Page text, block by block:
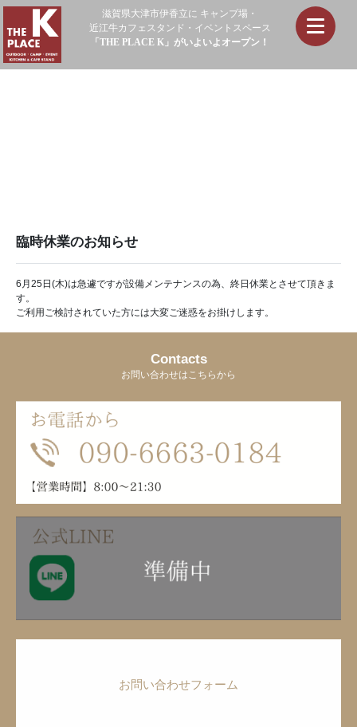
滋賀県大津市伊香立に キャンプ場・
近江牛カフェスタンド・イベントスペース
「THE PLACE K」 がいよいよオープン！
臨時休業のお知らせ
6月25日(木)は急遽ですが設備メンテナンスの為、終日休業とさせて頂きま
す。
ご利用ご検討されていた方には大変ご迷惑をお掛けします。
Contacts
お問い合わせはこちらから
お問い合わせフォーム